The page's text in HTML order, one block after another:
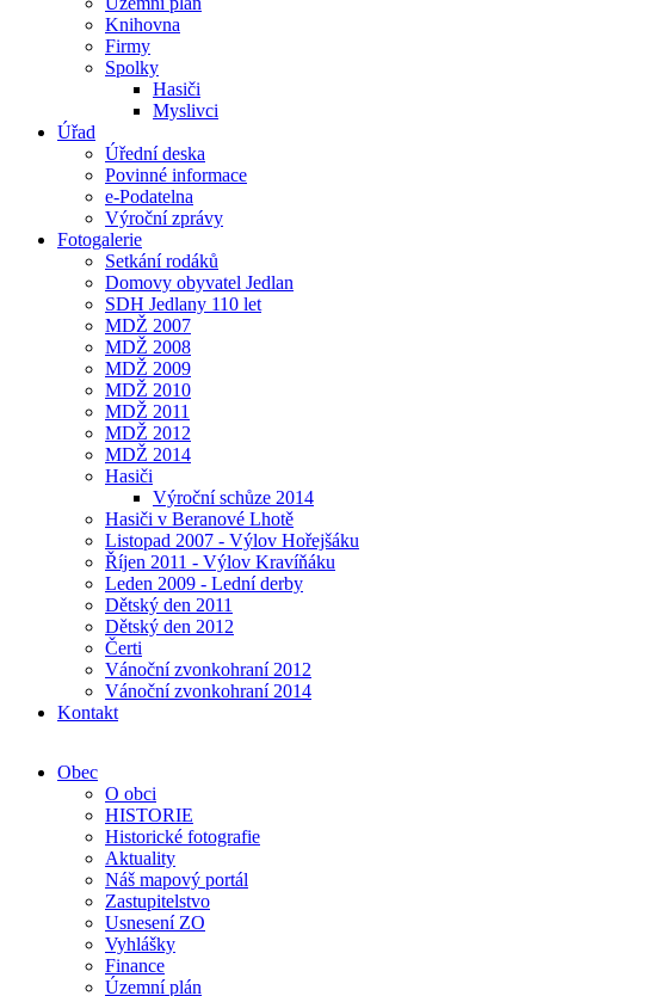
Knihovna
Firmy
Spolky
Hasiči
Myslivci
Úřad
Úřední deska
Povinné informace
e-Podatelna
Výroční zprávy
Fotogalerie
Setkání rodáků
Domovy obyvatel Jedlan
SDH Jedlany 110 let
MDŽ 2007
MDŽ 2008
MDŽ 2009
MDŽ 2010
MDŽ 2011
MDŽ 2012
MDŽ 2014
Hasiči
Výroční schůze 2014
Hasiči v Beranové Lhotě
Listopad 2007 - Výlov Hořejšáku
Říjen 2011 - Výlov Kravíňáku
Leden 2009 - Lední derby
Dětský den 2011
Dětský den 2012
Čerti
Vánoční zvonkohraní 2012
Vánoční zvonkohraní 2014
Kontakt
Obec
O obci
HISTORIE
Historické fotografie
Aktuality
Náš mapový portál
Zastupitelstvo
Usnesení ZO
Vyhlášky
Finance
Územní plán